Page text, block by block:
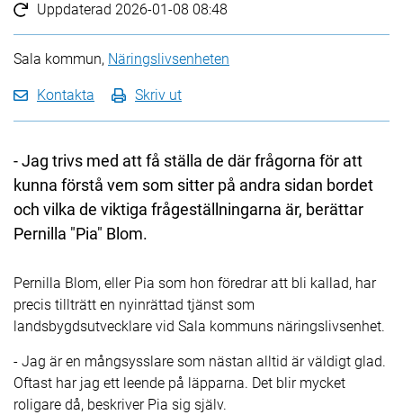
Uppdaterad 2026-01-08 08:48
Sala kommun, Näringslivsenheten
Kontakta Skriv ut
- Jag trivs med att få ställa de där frågorna för att
kunna förstå vem som sitter på andra sidan bordet
och vilka de viktiga frågeställningarna är, berättar
Pernilla "Pia" Blom.
Pernilla Blom, eller Pia som hon föredrar att bli kallad, har
precis tillträtt en nyinrättad tjänst som
landsbygdsutvecklare vid Sala kommuns näringslivsenhet.
- Jag är en mångsysslare som nästan alltid är väldigt glad.
Oftast har jag ett leende på läpparna. Det blir mycket
roligare då, beskriver Pia sig själv.